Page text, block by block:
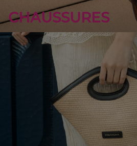
CHAUSSURES